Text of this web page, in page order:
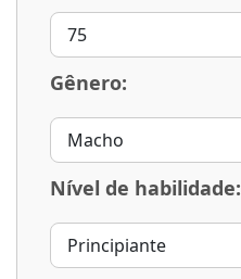
Gênero:
Nível de habilidade: